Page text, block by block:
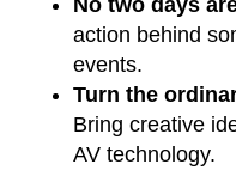
action behind
events.
Turn the
Bring creative
AV technology.